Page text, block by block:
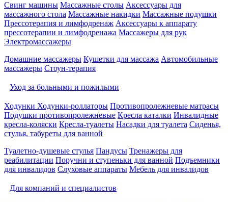
Свинг машины Массажные столы Аксессуары для
массажного стола Массажные накидки Массажные подушки
Прессотерапия и лимфодренаж Аксессуары к аппарату
прессотерапии и лимфодренажа Массажеры для рук
Электромассажеры
Домашние массажеры Кушетки для массажа Автомобильные
массажеры Стоун-терапия
Уход за больными и пожилыми
Ходунки Ходунки-роллаторы Противопролежневые матрасы
Подушки противопролежневые Кресла каталки Инвалидные
кресла-коляски Кресла-туалеты Насадки для туалета Сиденья,
стулья, табуреты для ванной
Туалетно-душевые стулья Пандусы Тренажеры для
реабилитации Поручни и ступеньки для ванной Подъемники
для инвалидов Слуховые аппараты Мебель для инвалидов
Для компаний и специалистов